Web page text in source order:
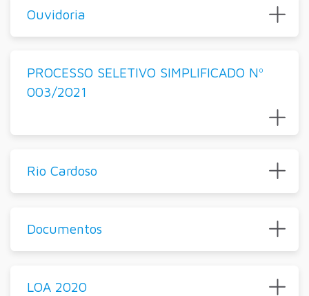
Ouvidoria
PROCESSO SELETIVO SIMPLIFICADO Nº
003/2021
Rio Cardoso
Documentos
LOA 2020